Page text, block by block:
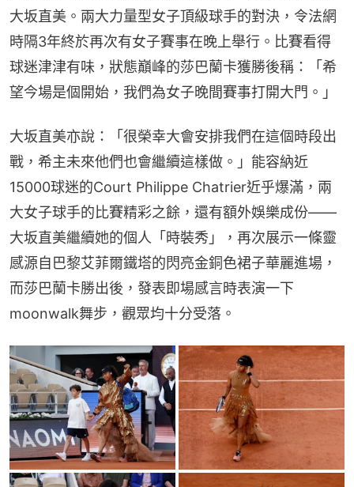
大坂直美。兩大力量型女子頂級球手的對決，令法網
時隔3年終於再次有女子賽事在晚上舉行。比賽看得
球迷津津有味，狀態巔峰的莎巴蘭卡獲勝後稱：「希
望今場是個開始，我們為女子晚間賽事打開大門。」
大坂直美亦說：「很榮幸大會安排我們在這個時段出
戰，希主未來他們也會繼續這樣做。」能容納近
15000球迷的Court Philippe Chatrier近乎爆滿，兩
大女子球手的比賽精彩之餘，還有額外娛樂成份——
大坂直美繼續她的個人「時裝秀」，再次展示一條靈
感源自巴黎艾菲爾鐵塔的閃亮金銅色裙子華麗進場，
而莎巴蘭卡勝出後，發表即場感言時表演一下
moonwalk舞步，觀眾均十分受落。